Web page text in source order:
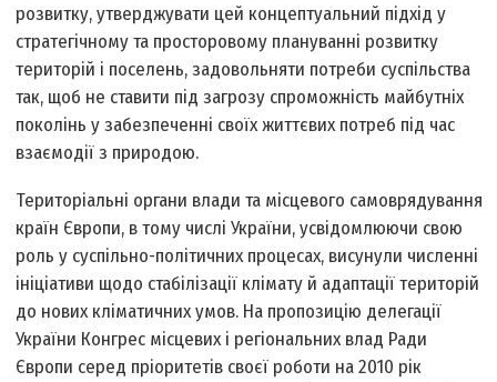
розвитку, утверджувати цей концептуальний підхід у
стратегічному та просторовому плануванні розвитку
територій і поселень, задовольняти потреби суспільства
так, щоб не ставити під загрозу спроможність майбутніх
поколінь у забезпеченні своїх життєвих потреб під час
взаємодії з природою.
Територіальні органи влади та місцевого самоврядування
країн Європи, в тому числі України, усвідомлюючи свою
роль у суспільно-політичних процесах, висунули численні
ініціативи щодо стабілізації клімату й адаптації територій
до нових кліматичних умов. На пропозицію делегації
України Конгрес місцевих і регіональних влад Ради
Європи серед пріоритетів своєї роботи на 2010 рік